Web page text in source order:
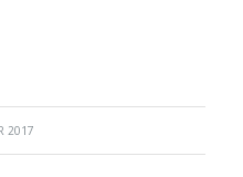
2017